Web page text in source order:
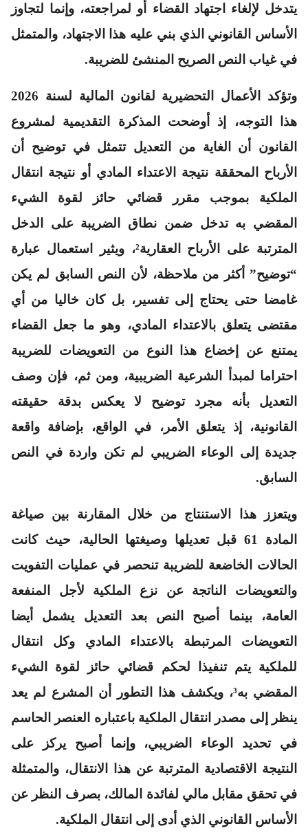
يتدخل لإلغاء اجتهاد القضاء أو لمراجعته، وإنما لتجاوز
الأساس القانوني الذي بني عليه هذا الاجتهاد، والمتمثل
في غياب النص الصريح المنشئ للضريبة.
وتؤكد الأعمال التحضيرية لقانون المالية لسنة 2026
هذا التوجه، إذ أوضحت المذكرة التقديمية لمشروع
القانون أن الغاية من التعديل تتمثل في توضيح أن
الأرباح المحققة نتيجة الاعتداء المادي أو نتيجة انتقال
الملكية بموجب مقرر قضائي حائز لقوة الشيء
المقضي به تدخل ضمن نطاق الضريبة على الدخل
المترتبة على الأرباح العقارية²، ويثير استعمال عبارة
“توضيح” أكثر من ملاحظة، لأن النص السابق لم يكن
غامضا حتى يحتاج إلى تفسير، بل كان خاليا من أي
مقتضى يتعلق بالاعتداء المادي، وهو ما جعل القضاء
يمتنع عن إخضاع هذا النوع من التعويضات للضريبة
احتراما لمبدأ الشرعية الضريبية، ومن ثم، فإن وصف
التعديل بأنه مجرد توضيح لا يعكس بدقة حقيقته
القانونية، إذ يتعلق الأمر، في الواقع، بإضافة واقعة
جديدة إلى الوعاء الضريبي لم تكن واردة في النص
السابق.
ويتعزز هذا الاستنتاج من خلال المقارنة بين صياغة
المادة 61 قبل تعديلها وصيغتها الحالية، حيث كانت
الحالات الخاضعة للضريبة تنحصر في عمليات التفويت
والتعويضات الناتجة عن نزع الملكية لأجل المنفعة
العامة، بينما أصبح النص بعد التعديل يشمل أيضا
التعويضات المرتبطة بالاعتداء المادي وكل انتقال
للملكية يتم تنفيذا لحكم قضائي حائز لقوة الشيء
المقضي به³، ويكشف هذا التطور أن المشرع لم يعد
ينظر إلى مصدر انتقال الملكية باعتباره العنصر الحاسم
في تحديد الوعاء الضريبي، وإنما أصبح يركز على
النتيجة الاقتصادية المترتبة عن هذا الانتقال، والمتمثلة
في تحقق مقابل مالي لفائدة المالك، بصرف النظر عن
الأساس القانوني الذي أدى إلى انتقال الملكية.